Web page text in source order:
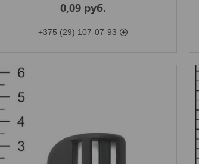
0,09 руб.
+375 (29) 107-07-93